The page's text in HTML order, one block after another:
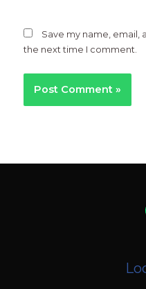
Save my name, email,
the next time I comment.